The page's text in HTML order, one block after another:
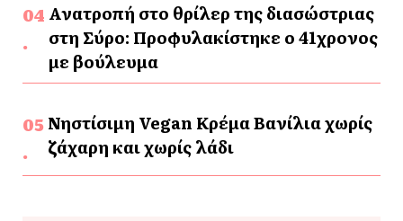
Ανατροπή στο θρίλερ της διασώστριας
στη Σύρο: Προφυλακίστηκε ο 41χρονος
με βούλευμα
Νηστίσιμη Vegan Κρέμα Βανίλια χωρίς
ζάχαρη και χωρίς λάδι